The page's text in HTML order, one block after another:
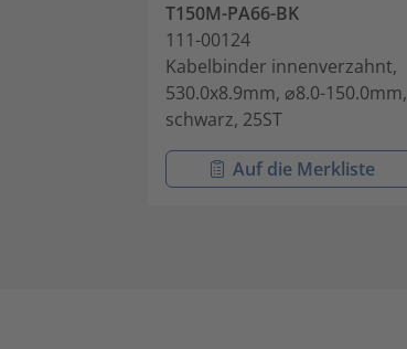
T150M-PA66-BK
111-00124
Kabelbinder innenverzahnt,
530.0x8.9mm, ⌀8.0-150.0mm,
schwarz, 25ST
Auf die Merkliste